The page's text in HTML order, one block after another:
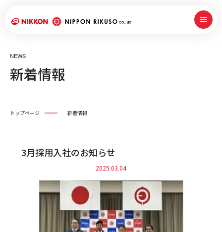
NEWS
新着情報
トップページ 新着情報
3月採用入社のお知らせ
2025.03.04